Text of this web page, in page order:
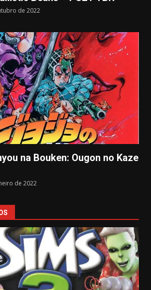
de 2022
na Bouken: Ougon no Kaze
de 2022